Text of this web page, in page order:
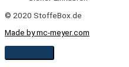
© 2020 StoffeBox.de
Made by mc-meyer.com